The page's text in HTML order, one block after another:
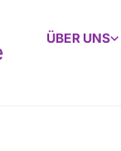
ÜBER UNS